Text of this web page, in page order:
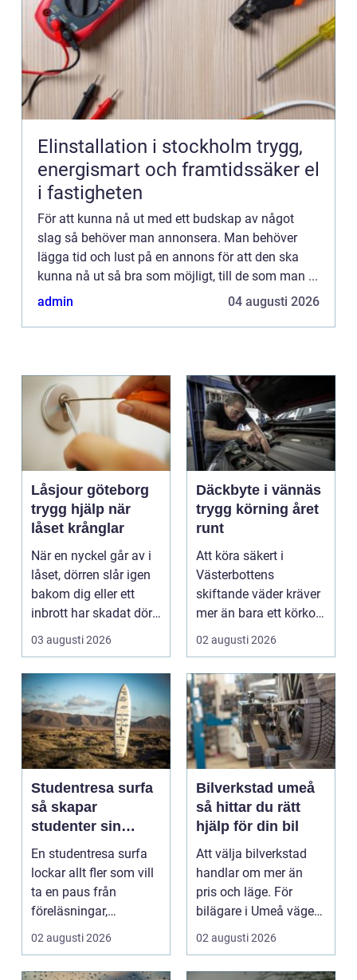
Elinstallation i stockholm trygg,
energismart och framtidssäker el
i fastigheten
För att kunna nå ut med ett budskap av något
slag så behöver man annonsera. Man behöver
lägga tid och lust på en annons för att den ska
kunna nå ut så bra som möjligt, till de som man ...
admin
04 augusti 2026
Låsjour göteborg
trygg hjälp när
låset krånglar
När en nyckel går av i
låset, dörren slår igen
bakom dig eller ett
inbrott har skadat dörr
och karm,...
03 augusti 2026
Däckbyte i vännäs
trygg körning året
runt
Att köra säkert i
Västerbottens
skiftande väder kräver
mer än bara ett körkort
och en pålitlig bil. ...
02 augusti 2026
Studentresa surfa
så skapar
studenter sin
ultimata paus från
plugget
En studentresa surfa
lockar allt fler som vill
ta en paus från
föreläsningar,
tentaplugg och sena
02 augusti 2026
Bilverkstad umeå
så hittar du rätt
hjälp för din bil
Att välja bilverkstad
handlar om mer än
pris och läge. För
bilägare i Umeå väger
trygghet, tillgängl...
02 augusti 2026